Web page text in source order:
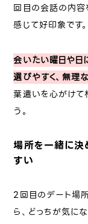
回目の会話の内容
感じて好印象です。
会いたい曜日や日
選びやすく、無理
葉遣いを心がけて
う。
場所を一緒に決
すい
2回目のデート場
ら、どっちが気に